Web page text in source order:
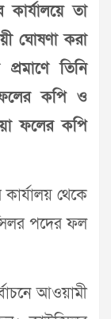
কার্যালয়ে তা
ঘোষণা করা
তিনি
কপি ও
ফলের কপি
থেকে
পদের ফল
আওয়ামী